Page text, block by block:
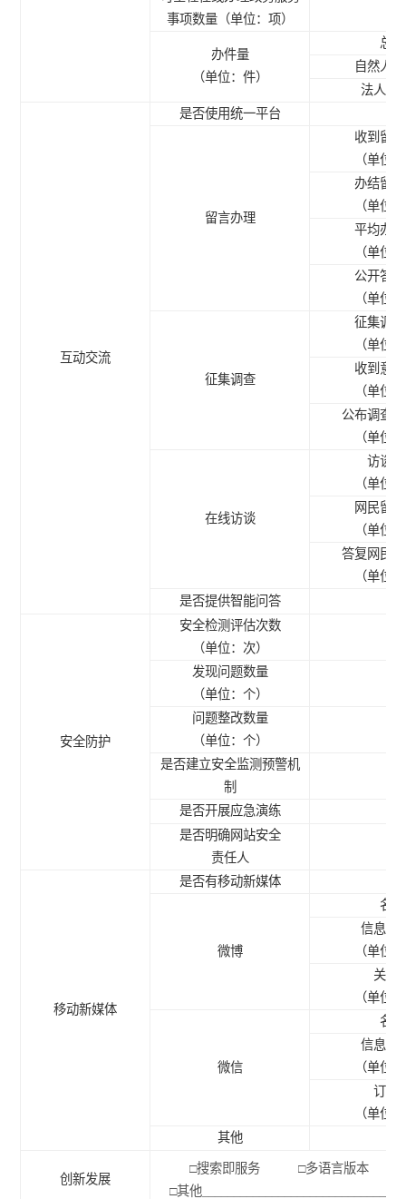
事项数量（单位：项）
办件量
（单位：件）
总数
自然人
法人办
互动交流
是否使用统一平台
留言办理
收到留
（单位
办结留
（单位
平均办
（单位
公开答
（单位
征集调查
征集调
（单位
收到意
（单位
公布调查
（单位
在线访谈
访谈
（单位
网民留
（单位
答复网民
（单位
是否提供智能问答
安全防护
安全检测评估次数
（单位：次）
发现问题数量
（单位：个）
问题整改数量
（单位：个）
是否建立安全监测预警机
制
是否开展应急演练
是否明确网站安全
责任人
移动新媒体
是否有移动新媒体
微博
名称
信息发
（单位
关注
（单位
微信
名称
信息发
（单位
订阅
（单位
其他
创新发展
□搜索即服务 □多语言版本
□其他